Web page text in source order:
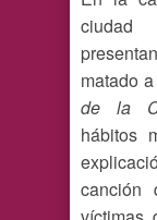
ciudad
matado
de la
hábitos
canción